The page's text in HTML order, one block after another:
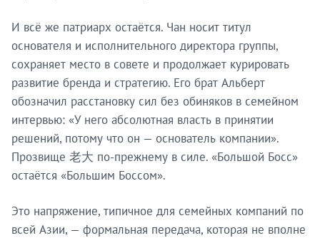
И всё же патриарх остаётся. Чан носит титул
основателя и исполнительного директора группы,
сохраняет место в совете и продолжает курировать
развитие бренда и стратегию. Его брат Альберт
обозначил расстановку сил без обиняков в семейном
интервью: «У него абсолютная власть в принятии
решений, потому что он — основатель компании».
Прозвище 老大 по-прежнему в силе. «Большой Босс»
остаётся «Большим Боссом».
Это напряжение, типичное для семейных компаний по
всей Азии, — формальная передача, которая не вполне